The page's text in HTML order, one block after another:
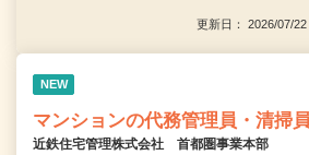
更新日： 2026/07/
NEW
マンションの代務管理員・清掃員
近鉄住宅管理株式会社 首都圏事業本部